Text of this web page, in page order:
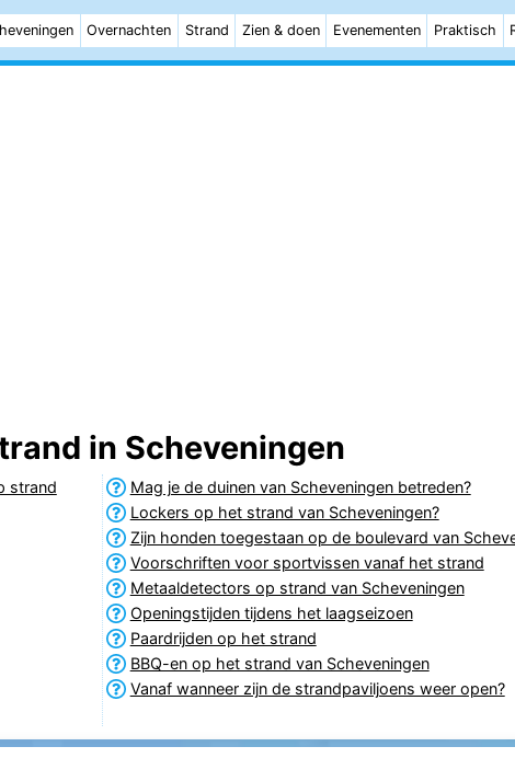
Overnachten Strand Zien & doen Evenementen Praktisch
in Scheveningen
strand
Mag je de duinen van Scheveningen betreden?
Lockers op het strand van Scheveningen?
Zijn honden toegestaan op de boulevard van
Voorschriften voor sportvissen vanaf het strand
Metaaldetectors op strand van Scheveningen
Openingstijden tijdens het laagseizoen
Paardrijden op het strand
BBQ-en op het strand van Scheveningen
Vanaf wanneer zijn de strandpaviljoens weer open?